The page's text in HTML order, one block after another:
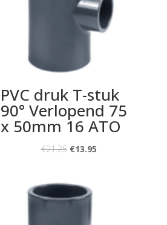
PVC druk T-stuk
90° Verlopend 75
x 50mm 16 ATO
€21.25 €13.95